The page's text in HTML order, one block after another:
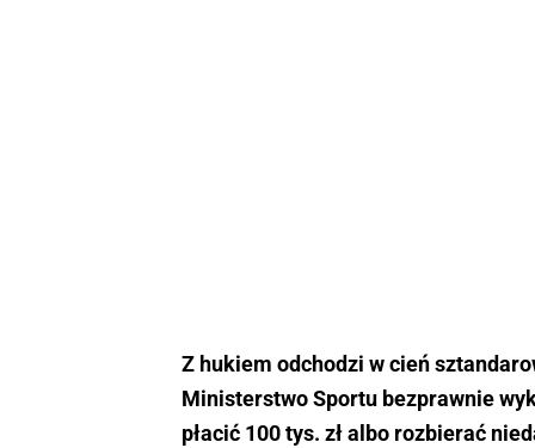
Z hukiem odchodzi w cień
Ministerstwo Sportu bezprawnie
płacić 100 tys. zł albo rozbierać